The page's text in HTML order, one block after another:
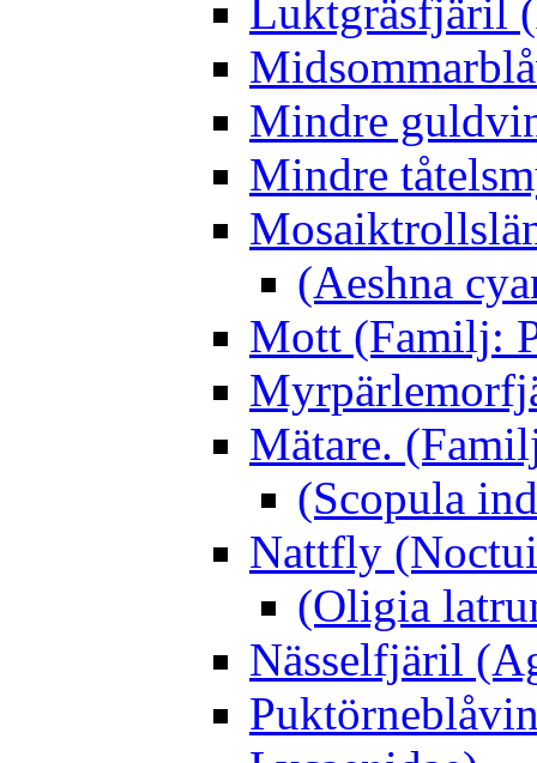
Luktgräsfjäril
Mindre
Mindre
(Aeshna
Mott (Familj:
Mätare.
(Scopula
Nattfly
(Oligia
Nässelfjäril